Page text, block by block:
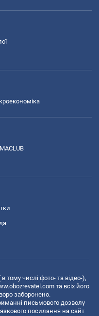
тому числі фото- та відео-),
та всіх його
заборонено.
письмового дозволу
посилання на сайт